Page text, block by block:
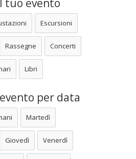
tuo evento
Escursioni
Rassegne Concerti
Libri
per data
Martedì
Giovedì Venerdì